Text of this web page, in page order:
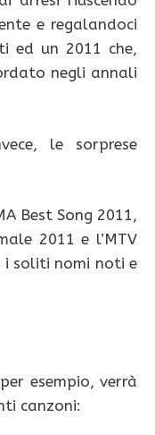
e regalandoci
ed un 2011 che,
negli annali
le sorprese
Best Song 2011,
2011 e l’MTV
i soliti nomi noti e
esempio, verrà
canzoni: